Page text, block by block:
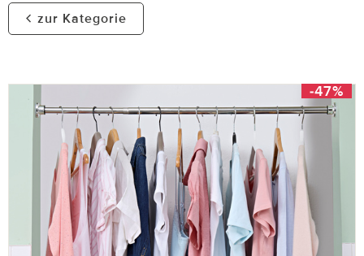
zur Kategorie
-47%